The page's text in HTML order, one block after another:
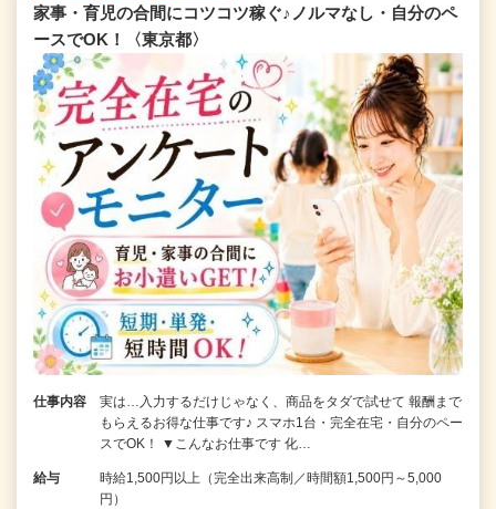
家事・育児の合間にコツコツ稼ぐ♪ノルマなし・自分のペ
ースでOK！〈東京都〉
仕事内容
実は…入力するだけじゃなく、商品をタダで試せて 報酬まで
もらえるお得な仕事です♪ スマホ1台・完全在宅・自分のペー
スでOK！ ▼こんなお仕事です 化…
給与
時給1,500円以上（完全出来高制／時間額1,500円～5,000
円）